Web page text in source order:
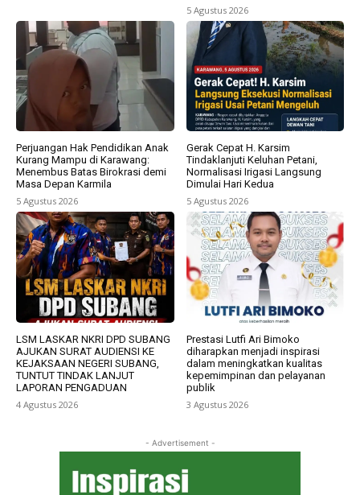
5 Agustus 2026
Perjuangan Hak Pendidikan Anak
Kurang Mampu di Karawang:
Menembus Batas Birokrasi demi
Masa Depan Karmila
5 Agustus 2026
Gerak Cepat H. Karsim
Tindaklanjuti Keluhan Petani,
Normalisasi Irigasi Langsung
Dimulai Hari Kedua
5 Agustus 2026
LSM LASKAR NKRI DPD SUBANG
AJUKAN SURAT AUDIENSI KE
KEJAKSAAN NEGERI SUBANG,
TUNTUT TINDAK LANJUT
LAPORAN PENGADUAN
4 Agustus 2026
Prestasi Lutfi Ari Bimoko
diharapkan menjadi inspirasi
dalam meningkatkan kualitas
kepemimpinan dan pelayanan
publik
3 Agustus 2026
- Advertisement -